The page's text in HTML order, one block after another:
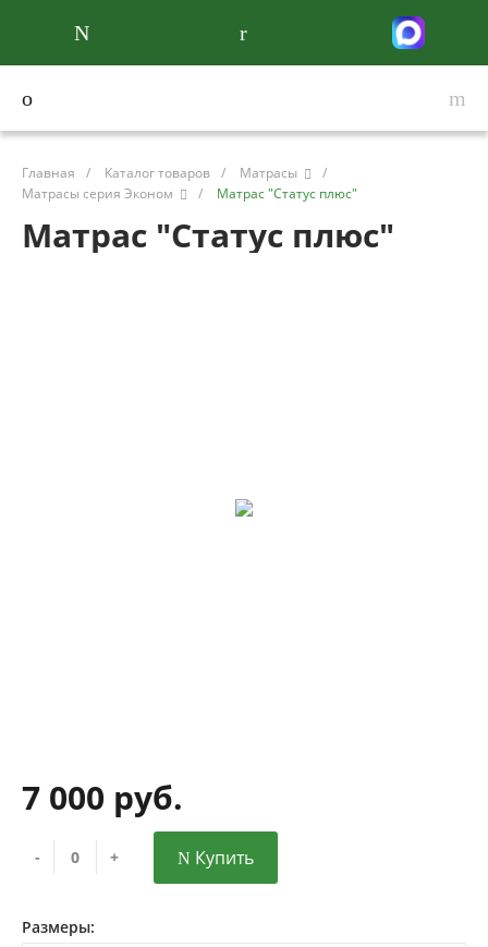
Главная / Каталог товаров / Матрасы
/
Матрасы серия Эконом
/ Матрас "Статус плюс"
Матрас "Статус плюс"
7 000 руб.
- + Купить
Размеры: